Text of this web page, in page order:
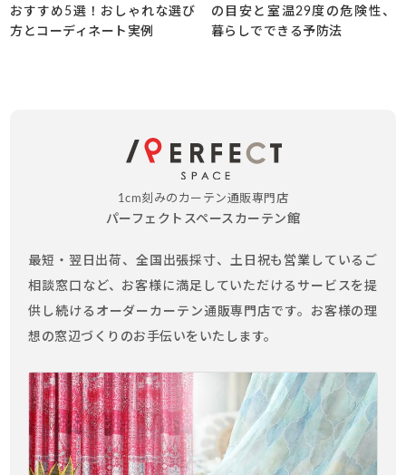
おすすめ5選！おしゃれな選び
方とコーディネート実例
の目安と室温29度の危険性、
暮らしでできる予防法
1cm刻みのカーテン通販専門店
パーフェクトスペースカーテン館
最短・翌日出荷、全国出張採寸、土日祝も営業しているご
相談窓口など、お客様に満足していただけるサービスを提
供し続けるオーダーカーテン通販専門店です。お客様の理
想の窓辺づくりのお手伝いをいたします。